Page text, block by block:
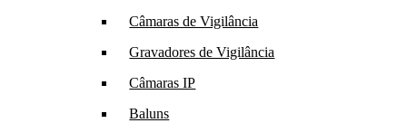
Câmaras de Vigilância
Gravadores de Vigilância
Câmaras IP
Baluns